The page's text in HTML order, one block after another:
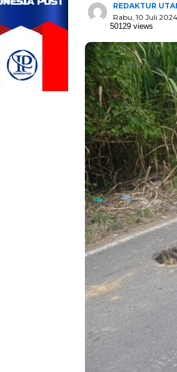
REDAKTUR
Rabu, 10 Juli
50129 views